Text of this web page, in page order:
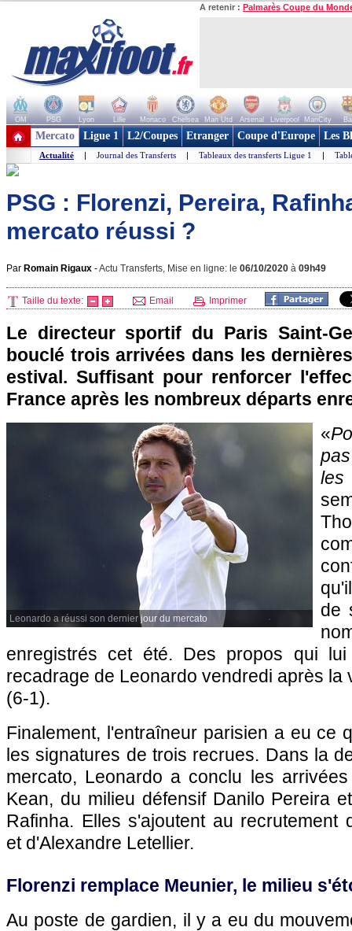
A retenir : Palmarès Coupe du
OM PSG Lyon Lille Monaco Chelsea Man Utd Arsenal Liverpool ManCity
+ de clubs
Mercato Ligue 1 L2/Coupes Etranger Coupe d'Europe Les
Actualité | Journal des Transferts | Tableaux des transferts Ligue 1 |
PSG : Florenzi, Pereira,
mercato réussi ?
Par Romain Rigaux -Actu Transferts, Mise en ligne: le 06/10/2020 à 09h49
Taille du texte: Email Imprimer
Le directeur sportif du Paris Saint-
bouclé trois arrivées dans les
estival. Suffisant pour renforcer
France après les nombreux départs
Leonardo a réussi son dernier jour du mercato
«
les
de
enregistrés cet été. Des propos qui
recadrage de Leonardo vendredi après la
(6-1).
Finalement, l'entraîneur parisien a eu ce
les signatures de trois recrues. Dans la
mercato, Leonardo a conclu les
Kean, du milieu défensif Danilo Pereira
Rafinha. Elles s'ajoutent au recrutement
et d'Alexandre Letellier.
Florenzi remplace Meunier, le milieu
Au poste de gardien, il y a eu du